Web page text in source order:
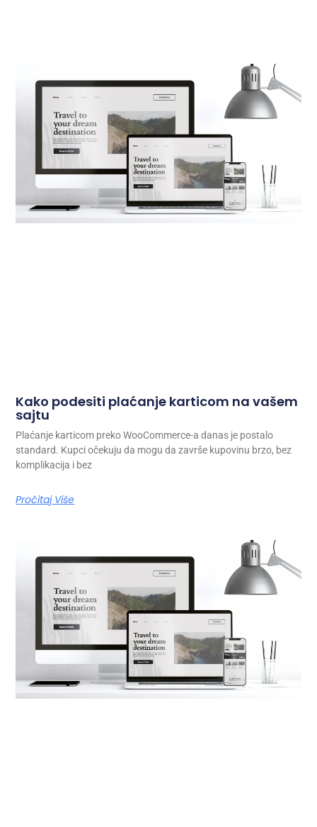
Kako podesiti plaćanje karticom na vašem
sajtu
Plaćanje karticom preko WooCommerce-a danas je postalo
standard. Kupci očekuju da mogu da završe kupovinu brzo, bez
komplikacija i bez
Pročitaj Više